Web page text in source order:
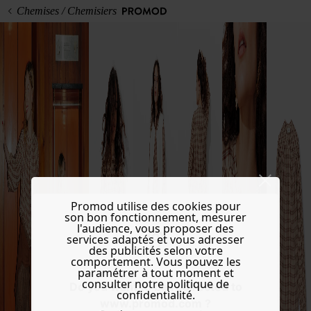
Do you want to be redirected to
www.promod.com ?
Chemises / Chemisiers
Promod utilise des cookies pour
son bon fonctionnement, mesurer
l'audience, vous proposer des
services adaptés et vous adresser
des publicités selon votre
comportement. Vous pouvez les
paramétrer à tout moment et
consulter notre politique de
confidentialité.